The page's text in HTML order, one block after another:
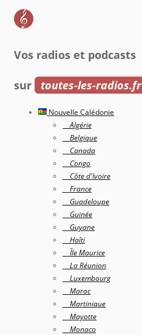
Vos radios et podcasts
sur toutes-les-radios.fr
Nouvelle Calédonie
Algérie
Belgique
Canada
Congo
Côte d'Ivoire
France
Guadeloupe
Guinée
Guyane
Haîti
Île Maurice
La Réunion
Luxembourg
Maroc
Martinique
Mayotte
Monaco